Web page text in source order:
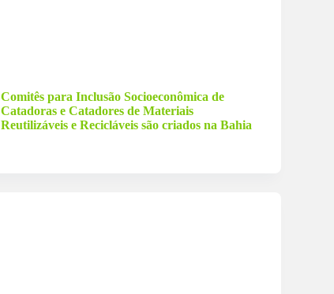
Comitês para Inclusão Socioeconômica de
Catadoras e Catadores de Materiais
Reutilizáveis e Recicláveis são criados na Bahia